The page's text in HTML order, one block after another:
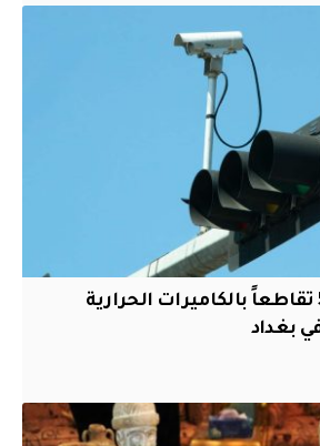
المرور: تجهيز 50 تقاطعاً بالكاميرات الحرارية